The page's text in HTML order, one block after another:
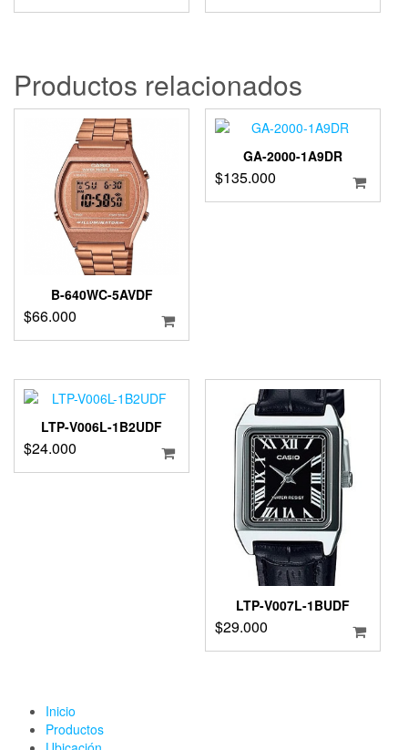
Productos relacionados
B-640WC-5AVDF
$66.000
GA-2000-1A9DR
$135.000
LTP-V006L-1B2UDF
$24.000
LTP-V007L-1BUDF
$29.000
Inicio
Productos